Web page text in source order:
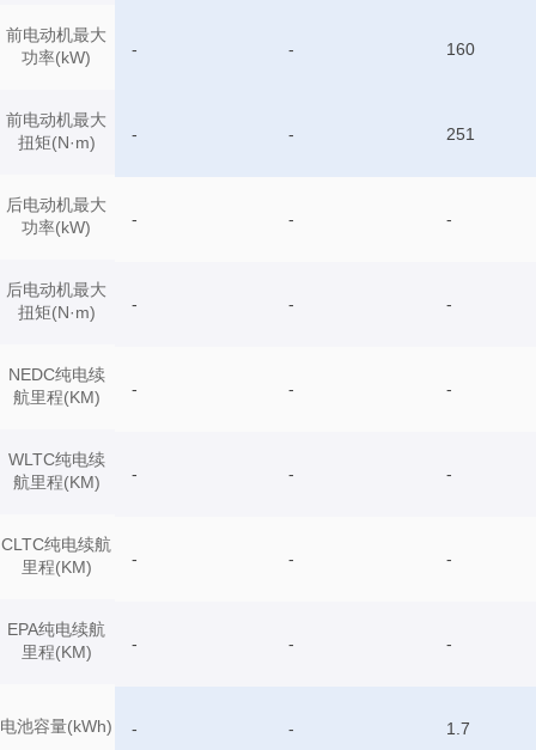
前电动机最大
功率(kW)
前电动机最大
扭矩(N·m)
后电动机最大
功率(kW)
后电动机最大
扭矩(N·m)
NEDC纯电续
航里程(KM)
WLTC纯电续
航里程(KM)
CLTC纯电续航
里程(KM)
EPA纯电续航
里程(KM)
电池容量(kWh)
- - 160
- - 251
- - -
- - -
- - -
- - -
- - -
- - -
- - 1.7